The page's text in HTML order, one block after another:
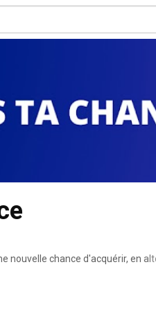
nouvelle chance d'acquérir, en